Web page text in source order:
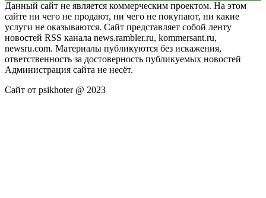
Данный сайт не является коммерческим проектом. На этом
сайте ни чего не продают, ни чего не покупают, ни какие
услуги не оказываются. Сайт представляет собой ленту
новостей RSS канала news.rambler.ru, kommersant.ru,
newsru.com. Материалы публикуются без искажения,
ответственность за достоверность публикуемых новостей
Администрация сайта не несёт.
Сайт от psikhoter @ 2023